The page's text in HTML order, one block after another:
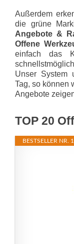
Außerdem
die grüne
Angebote &
Offene
einfach das
Unser System
Tag, so können
Angebote
TOP 20
BESTSELLER NR. 1